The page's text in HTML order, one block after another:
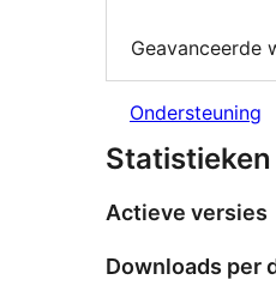
Geavanceerde
Ondersteuning
Statistieken
Actieve versies
Downloads per